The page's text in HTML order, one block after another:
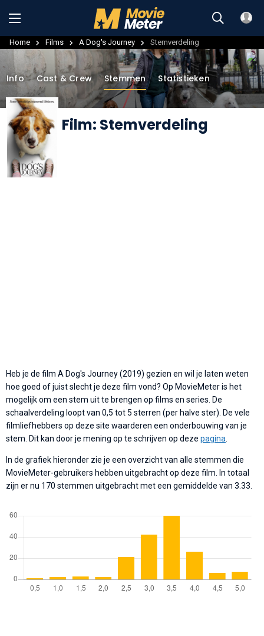
Home Films A Dog's Journey Stemverdeling
Film: Stemverdeling
Info Cast & Crew Stemmen Statistieken
Heb je de film A Dog's Journey (2019) gezien en wil je laten weten
hoe goed of juist slecht je deze film vond? Op MovieMeter is het
mogelijk om een stem uit te brengen op films en series. De
schaalverdeling loopt van 0,5 tot 5 sterren (per halve ster). De vele
filmliefhebbers op deze site waarderen een onderbouwing van je
stem. Dit kan door je mening op te schrijven op deze pagina.
In de grafiek hieronder zie je een overzicht van alle stemmen die
MovieMeter-gebruikers hebben uitgebracht op deze film. In totaal
zijn er nu 170 stemmen uitgebracht met een gemiddelde van 3.33.